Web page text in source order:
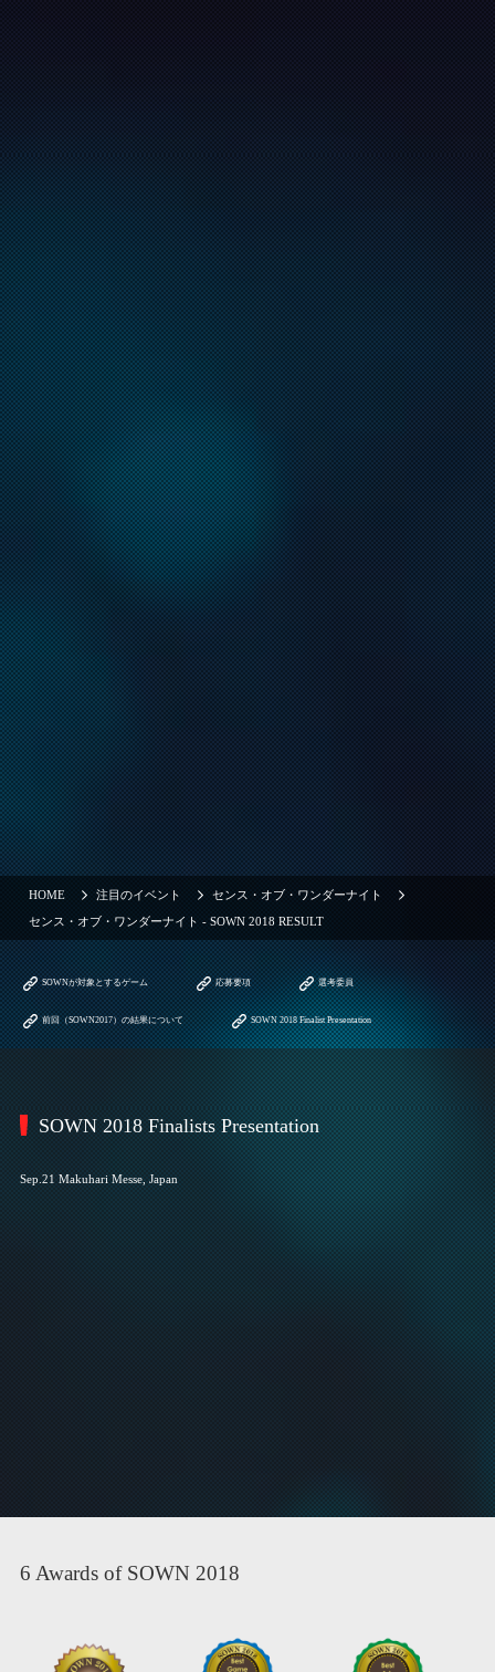
HOME 注目のイベント センス・オブ・ワンダーナイト
センス・オブ・ワンダーナイト - SOWN 2018 RESULT
SOWNが対象とするゲーム 応募要項 選考委員
前回（SOWN2017）の結果について SOWN 2018 Finalist Presentation
SOWN 2018 Finalists Presentation
Sep.21 Makuhari Messe, Japan
6 Awards of SOWN 2018